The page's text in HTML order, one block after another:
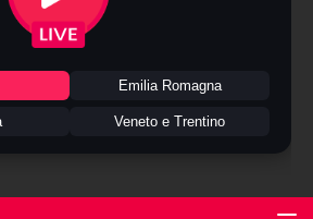
Emilia Romagna
Veneto e Trentino